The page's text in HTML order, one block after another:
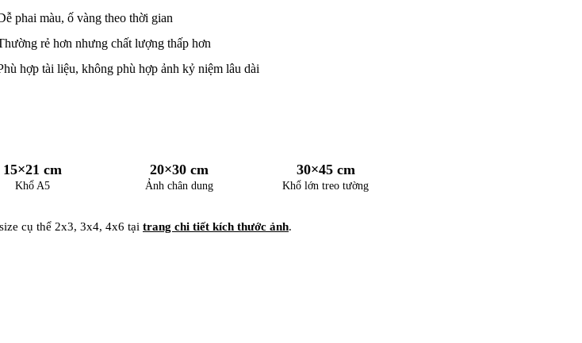
phai màu, ố vàng theo thời gian
rẻ hơn nhưng chất lượng thấp hơn
hợp tài liệu, không phù hợp ảnh kỷ niệm lâu dài
15×21 cm
Khổ A5
20×30 cm
Ảnh chân dung
30×45 cm
Khổ lớn treo tường
cụ thể 2x3, 3x4, 4x6 tại trang chi tiết kích thước ảnh.